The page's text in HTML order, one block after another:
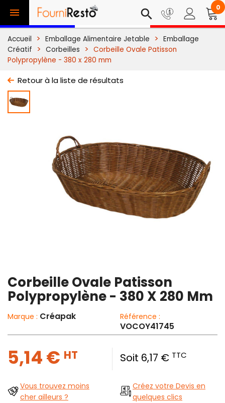
 search 0
Accueil Emballage Alimentaire Jetable
Emballage
Créatif
Corbeilles
Corbeille Ovale Patisson
Polypropylène - 380 x 280 mm
Retour à la liste de résultats
Corbeille Ovale Patisson
Polypropylène - 380 X 280 Mm
Marque : Créapak Référence :
VOCOY41745
5,14 € HT Soit 6,17 € TTC
Vous trouvez moins
cher ailleurs ?
Créez votre Devis en
quelques clics